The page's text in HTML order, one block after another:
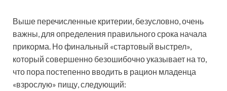
Выше перечисленные критерии, безусловно, очень
важны, для определения правильного срока начала
прикорма. Но финальный «стартовый выстрел»,
который совершенно безошибочно указывает на то,
что пора постепенно вводить в рацион младенца
«взрослую» пищу, следующий: